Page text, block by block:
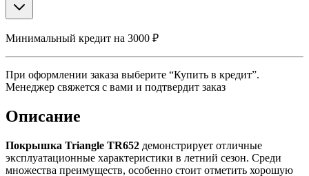
Минимальный кредит на 3000 ₽
При оформлении заказа выберите “Купить в кредит”.
Менеджер свяжется с вами и подтвердит заказ
Описание
Покрышка Triangle TR652 демонстрирует отличные
эксплуатационные характеристики в летний сезон. Среди
множества преимуществ, особенно стоит отметить хорошую